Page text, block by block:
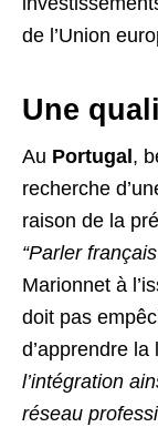
de l’Union
Une
Au Portugal ,
recherche
raison de la
“Parler
Marionnet à
doit pas
d’apprendre
l’intégration
réseau